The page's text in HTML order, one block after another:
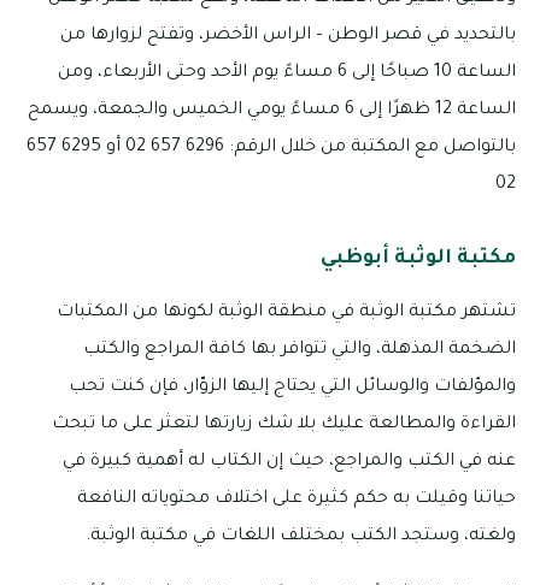
بالتحديد في قصر الوطن – الراس الأخضر، وتفتح لزوارها من
الساعة 10 صباحًا إلى 6 مساءً يوم الأحد وحتى الأربعاء، ومن
الساعة 12 ظهرًا إلى 6 مساءً يومي الخميس والجمعة، ويسمح
بالتواصل مع المكتبة من خلال الرقم: 6296 657 02 أو 6295 657
02
مكتبة الوثبة أبوظبي
تشتهر مكتبة الوثبة في منطقة الوثبة لكونها من المكتبات
الضخمة المذهلة، والتي تتوافر بها كافة المراجع والكتب
والمؤلفات والوسائل التي يحتاج إليها الزوّار، فإن كنت تحب
القراءة والمطالعة عليك بلا شك زيارتها لتعثر على ما تبحث
عنه في الكتب والمراجع، حيث إن الكتاب له أهمية كبيرة في
حياتنا وقيلت به حكم كثيرة على اختلاف محتوياته النافعة
ولغته، وستجد الكتب بمختلف اللغات في مكتبة الوثبة.